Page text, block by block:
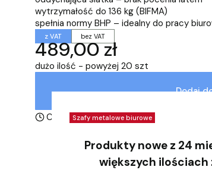
z VAT bez VAT
Cena
489,00 zł
wytrzymałość do 136 kg (BIFMA)
spełnia normy BHP – idealny do pracy
dużo ilość - powyżej 20 szt
Dodaj
Czas wysyłki:24 h
Szafy metalowe biurowe
Produkty nowe z 24
większych